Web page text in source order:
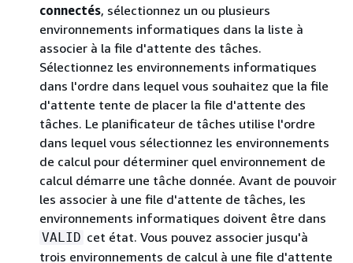
connectés, sélectionnez un ou plusieurs
environnements informatiques dans la liste à
associer à la file d'attente des tâches.
Sélectionnez les environnements informatiques
dans l'ordre dans lequel vous souhaitez que la file
d'attente tente de placer la file d'attente des
tâches. Le planificateur de tâches utilise l'ordre
dans lequel vous sélectionnez les environnements
de calcul pour déterminer quel environnement de
calcul démarre une tâche donnée. Avant de pouvoir
les associer à une file d'attente de tâches, les
environnements informatiques doivent être dans
VALID cet état. Vous pouvez associer jusqu'à
trois environnements de calcul à une file d'attente